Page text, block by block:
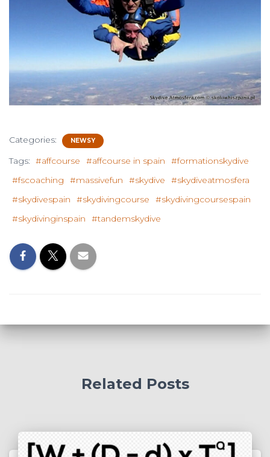
Categories: NEWSY
Tags: #affcourse #affcourse in spain
#formationskydive
#fscoaching
#massivefun #skydive
#skydiveatmosfera
#skydivespain
#skydivingcourse
#skydivingcoursespain
#skydivinginspain
#tandemskydive
Related Posts